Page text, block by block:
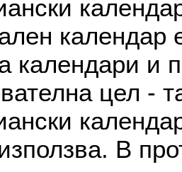
календар
календари и
цел -
В